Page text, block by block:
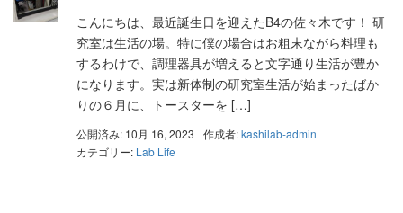
こんにちは、最近誕生日を迎えたB4の佐々木です！ 研
究室は生活の場。特に僕の場合はお粗末ながら料理も
するわけで、調理器具が増えると文字通り生活が豊か
になります。実は新体制の研究室生活が始まったばか
りの６月に、トースターを […]
公開済み: 10月 16, 2023 作成者:kashilab-admin
カテゴリー: Lab Life